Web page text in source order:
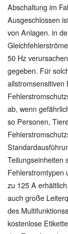
Abschaltung im
Ausgeschlossen
von Anlagen. in
50 Hz
gegeben. Für
allstromsensitiven
ab, wenn
so Personen,
Teilungseinheiten
Fehlerstromtypen
zu 125 A
auch große
des
kostenlose